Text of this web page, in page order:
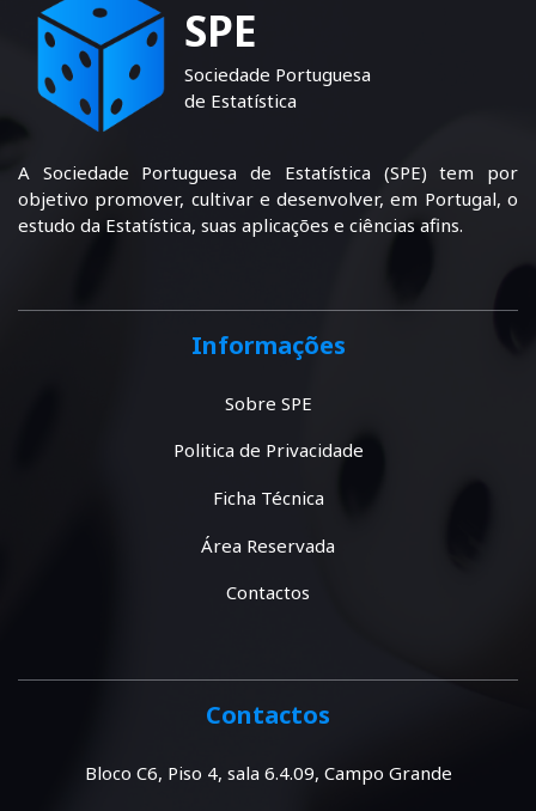
SPE
Sociedade Portuguesa
de Estatística
A Sociedade Portuguesa de Estatística (SPE) tem por
objetivo promover, cultivar e desenvolver, em Portugal, o
estudo da Estatística, suas aplicações e ciências afins.
Informações
Sobre SPE
Politica de Privacidade
Ficha Técnica
Área Reservada
Contactos
Contactos
Bloco C6, Piso 4, sala 6.4.09, Campo Grande